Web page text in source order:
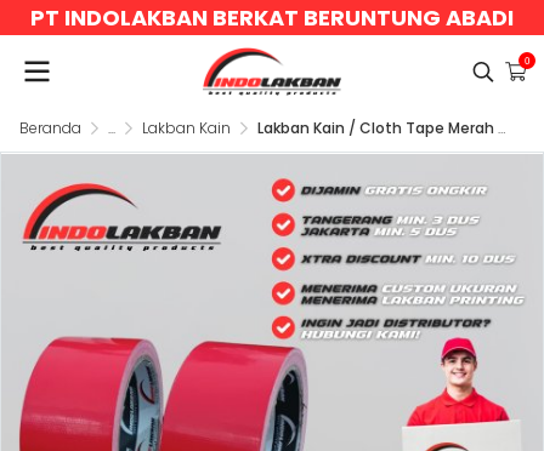
PT INDOLAKBAN BERKAT BERUNTUNG ABADI
0
Beranda ... Lakban Kain Lakban Kain / Cloth Tape Merah 45mm x 11y